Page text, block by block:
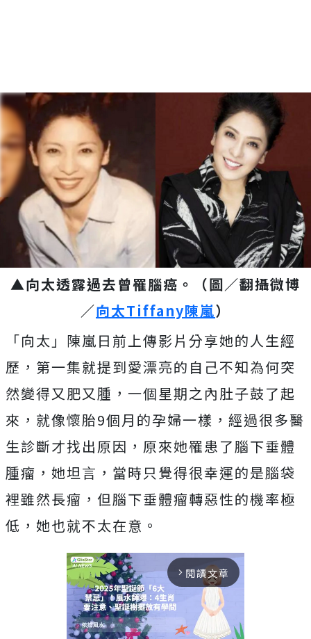
▲向太透露過去曾罹腦癌。（圖／翻攝微博
／向太Tiffany陳嵐）
「向太」陳嵐日前上傳影片分享她的人生經
歷，第一集就提到愛漂亮的自己不知為何突
然變得又肥又腫，一個星期之內肚子鼓了起
來，就像懷胎9個月的孕婦一樣，經過很多醫
生診斷才找出原因，原來她罹患了腦下垂體
腫瘤，她坦言，當時只覺得很幸運的是腦袋
裡雖然長瘤，但腦下垂體瘤轉惡性的機率極
低，她也就不太在意。
arrow_forward_ios 閱讀文章